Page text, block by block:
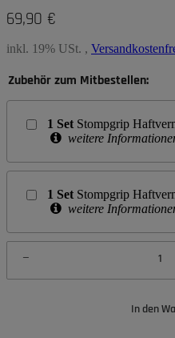
69,90 €
inkl. 19% USt. ,
Zubehör zum Mitbestellen:
1 Set Stompgrip
weitere
1 Set Stompgrip
weitere
In den